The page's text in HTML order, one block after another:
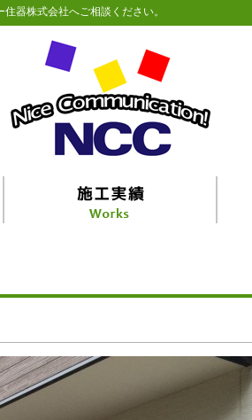
器株式会社へご相談ください。